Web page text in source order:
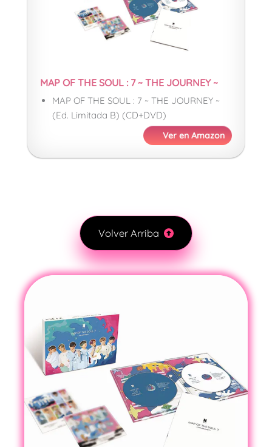
MAP OF THE SOUL : 7 ~ THE JOURNEY ~
MAP OF THE SOUL : 7 ~ THE JOURNEY ~
(Ed. Limitada B) (CD+DVD)
Ver en Amazon
Volver Arriba